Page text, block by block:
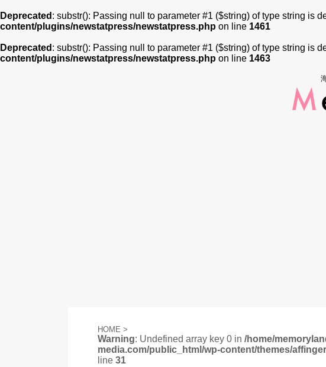
Deprecated : substr(): Passing null to parameter #1 ($string) of type string is
content/plugins/newstatpress/newstatpress.php on line 1461
Deprecated : substr(): Passing null to parameter #1 ($string) of type string is
content/plugins/newstatpress/newstatpress.php on line 1463
HOME >
Warning: Undefined array key 0 in /home/
media.com/public_html/wp-content/themes/
line 31